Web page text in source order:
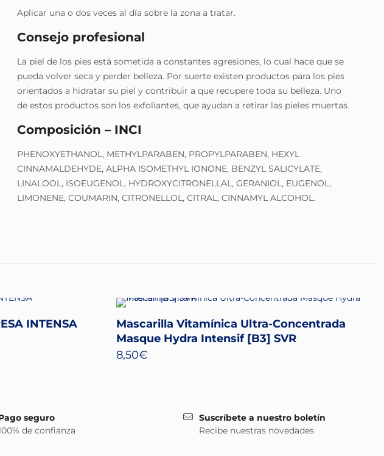
Aplicar una o dos veces al día sobre la zona a tratar.
Consejo profesional
La piel de los pies está sometida a constantes agresiones, lo cual hace que se
pueda volver seca y perder belleza. Por suerte existen productos para los pies
orientados a hidratar su piel y contribuir a que recupere toda su belleza. Uno
de estos productos son los exfoliantes, que ayudan a retirar las pieles muertas.
Composición – INCI
PHENOXYETHANOL, METHYLPARABEN, PROPYLPARABEN, HEXYL
CINNAMALDEHYDE, ALPHA ISOMETHYL IONONE, BENZYL SALICYLATE,
LINALOOL, ISOEUGENOL, HYDROXYCITRONELLAL, GERANIOL, EUGENOL,
LIMONENE, COUMARIN, CITRONELLOL, CITRAL, CINNAMYL ALCOHOL.
INTENSA
Mascarilla Vitamínica Ultra-Concentrada
Masque Hydra Intensif [B3] SVR
8,50€
seguro
de confianza
Suscríbete a nuestro boletín
Recibe nuestras novedades